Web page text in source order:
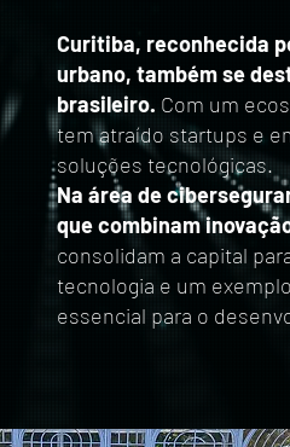
Curitiba, reconhecida
urbano, também se
brasileiro. Com um
tem atraído startups e
soluções tecnológicas.
Na área de
que combinam
consolidam a capital
tecnologia e um
essencial para o